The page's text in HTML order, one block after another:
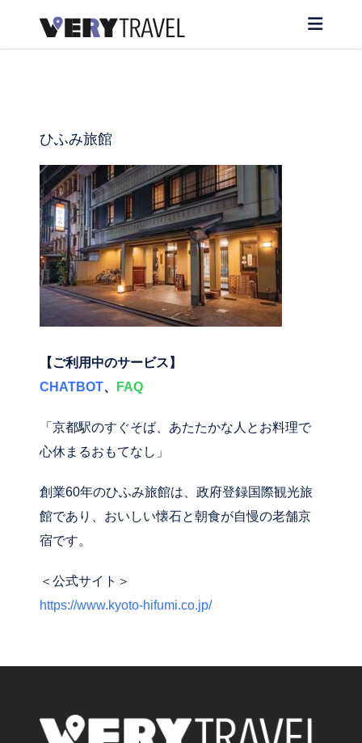
ひふみ旅館
【ご利用中のサービス】
CHATBOT、 FAQ
「京都駅のすぐそば、あたたかな人とお料理で
心休まるおもてなし」
創業60年のひふみ旅館は、政府登録国際観光旅
館であり、おいしい懐石と朝食が自慢の老舗京
宿です。
＜公式サイト＞
https://www.kyoto-hifumi.co.jp/